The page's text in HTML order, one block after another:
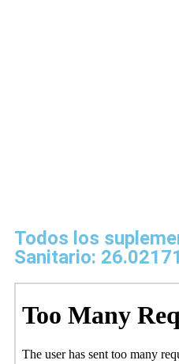
20+1
Todos los
Sanitario: